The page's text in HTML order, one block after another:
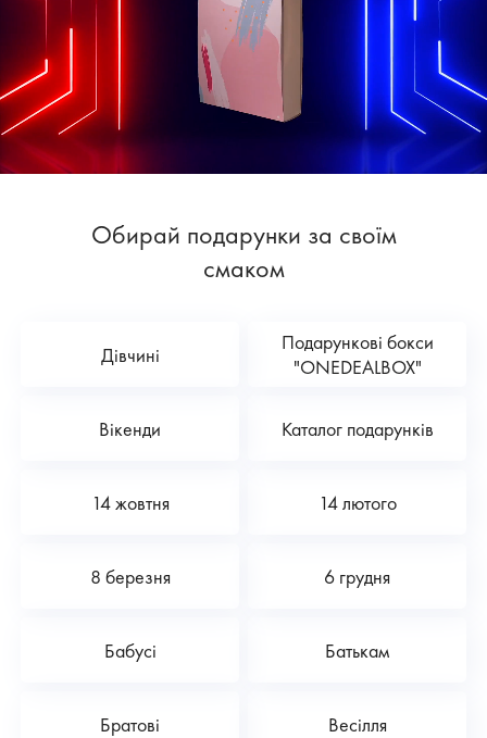
Обирай подарунки за своїм
смаком
Дівчині
Подарункові бокси
"ONEDEALBOX"
Вікенди Каталог подарунків
14 жовтня 14 лютого
8 березня 6 грудня
Бабусі Батькам
Братові Весілля